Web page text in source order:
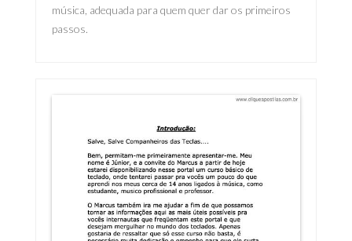
música, adequada para quem quer dar os primeiros
passos.